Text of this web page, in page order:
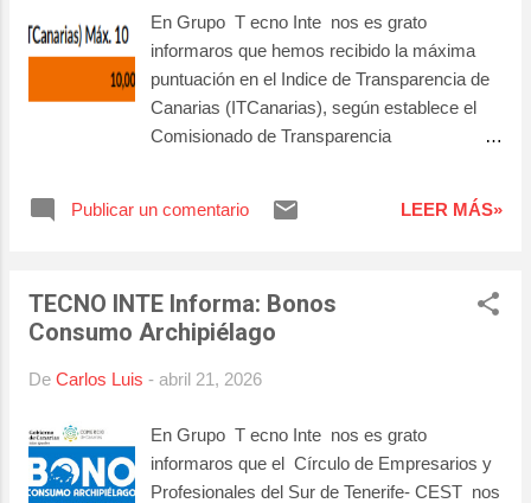
viernes. No dejes de pasar esta oportunidad
En Grupo T ecno Inte nos es grato
informaros que hemos recibido la máxima
puntuación en el Indice de Transparencia de
Canarias (ITCanarias), según establece el
Comisionado de Transparencia
del Sector Privado que reciben
En las siguientes imágenes podrá comprobar
las puntuaciones obtenidas en el periodo
Noticias como estas nos reconfortan y nos
dicha puntuación y que cada año seamos lo
más transparente ante la Administración
Publicar un comentario LEER MÁS»
TECNO INTE Informa: Bonos
Consumo Archipiélago
De Carlos Luis - abril 21, 2026
En Grupo T ecno Inte nos es grato
informaros que el Círculo de Empresarios y
Profesionales del Sur de Tenerife- CEST nos